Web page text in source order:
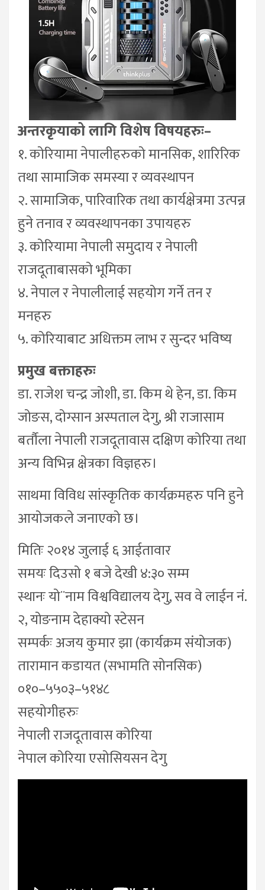
अन्तरकृयाको लागि विशेष विषयहरुः–
१. कोरियामा नेपालीहरुको मानसिक, शारिरिक
तथा सामाजिक समस्या र व्यवस्थापन
२. सामाजिक, पारिवारिक तथा कार्यक्षेत्रमा उत्पन्न
हुने तनाव र व्यवस्थापनका उपायहरु
३. कोरियामा नेपाली समुदाय र नेपाली
राजदूताबासको भूमिका
४. नेपाल र नेपालीलाई सहयोग गर्ने तन र
मनहरु
५. कोरियाबाट अधिक्तम लाभ र सुन्दर भविष्य
प्रमुख बक्ताहरुः
डा. राजेश चन्द्र जोशी, डा. किम थे हेन, डा. किम
जोङस, दोग्सान अस्पताल देगु, श्री राजासाम
बर्तौला नेपाली राजदूतावास दक्षिण कोरिया तथा
अन्य विभिन्न क्षेत्रका विज्ञहरु।
साथमा विविध सांस्कृतिक कार्यक्रमहरु पनि हुने
आयोजकले जनाएको छ।
मितिः २०१४ जुलाई ६ आईतावार
समयः दिउसो १ बजे देखी ४:३० सम्म
स्थानः यो¨नाम विश्वविद्यालय देगु, सव वे लाईन नं.
२, योङनाम देहाक्यो स्टेसन
सम्पर्कः अजय कुमार झा (कार्यक्रम संयोजक)
तारामान कडायत (सभामति सोनसिक)
०१०–५५०३–५१४८
सहयोगीहरुः
नेपाली राजदूतावास कोरिया
नेपाल कोरिया एसोसियसन देगु